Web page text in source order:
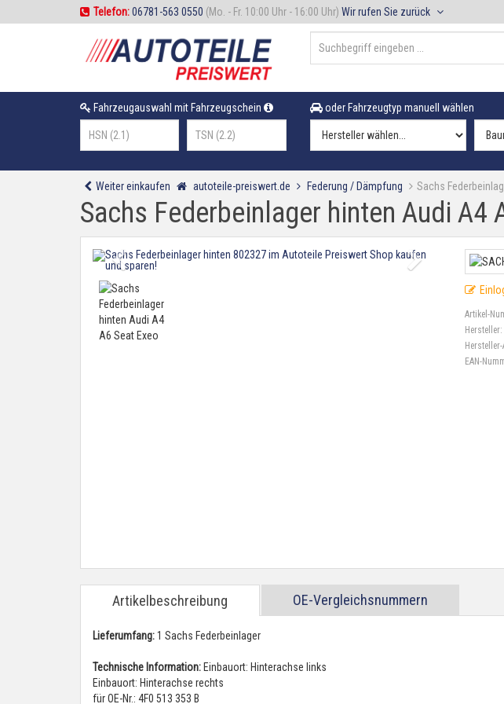
Telefon:06781-563 0550 (Mo. - Fr. 10:00 Uhr - 16:00 Uhr) Wir rufen Sie zurück
Fahrzeugauswahl mit Fahrzeugschein oder Fahrzeugtyp manuell wählen
Weiter einkaufen autoteile-preiswert.de Federung / Dämpfung Sachs
Sachs Federbeinlager hinten Audi A4
Artikel-
Hersteller:
EAN-
Artikelbeschreibung OE-Vergleichsnummern
Lieferumfang:1 Sachs Federbeinlager
Technische Information: Einbauort: Hinterachse links
Einbauort: Hinterachse rechts
für OE-Nr.: 4F0 513 353 B